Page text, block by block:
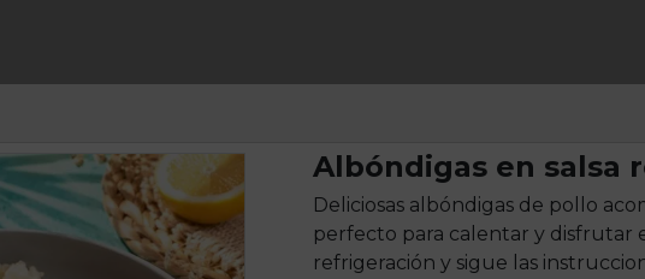
Albóndigas en salsa
Deliciosas albóndigas de pollo
perfecto para calentar y disfrutar
refrigeración y sigue las